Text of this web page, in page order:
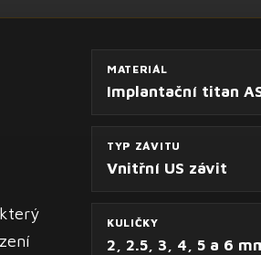
MATERIÁL
Implantační titan
TYP ZÁVITU
Vnitřní US závit
KULIČKY
2, 2.5, 3, 4, 5 a 6